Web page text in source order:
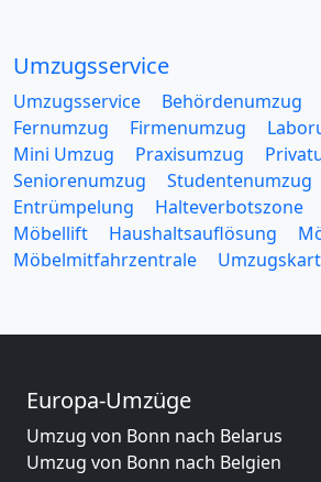
Umzugsservice
Umzugsservice Behördenumzug
Fernumzug
Firmenumzug
Mini Umzug
Praxisumzug
Seniorenumzug
Studentenumzug
Entrümpelung
Halteverbotszone
Möbellift
Haushaltsauflösung
Möbelmitfahrzentrale
Europa-Umzüge
Umzug von Bonn nach Belarus
Umzug von Bonn nach Belgien